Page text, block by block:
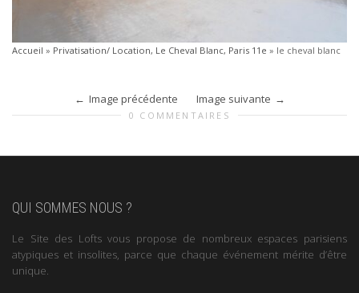
Accueil » Privatisation/ Location, Le Cheval Blanc, Paris 11e » le cheval blanc
Image précédente Image suivante
0 COMMENTAIRES
QUI SOMMES NOUS ?
Le Site des Lofts vous propose de nombreux espaces parisiens
atypiques et insolites, parce que chaque événement mérite d’être
unique.